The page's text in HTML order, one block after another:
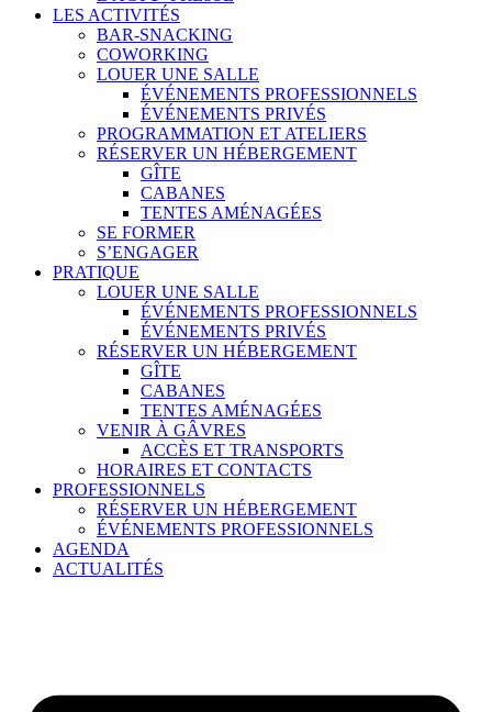
LES ACTIVITÉS
BAR-SNACKING
COWORKING
LOUER UNE SALLE
ÉVÉNEMENTS PROFESSIONNELS
ÉVÉNEMENTS PRIVÉS
PROGRAMMATION ET ATELIERS
RÉSERVER UN HÉBERGEMENT
GÎTE
CABANES
TENTES AMÉNAGÉES
SE FORMER
S’ENGAGER
PRATIQUE
LOUER UNE SALLE
ÉVÉNEMENTS PROFESSIONNELS
ÉVÉNEMENTS PRIVÉS
RÉSERVER UN HÉBERGEMENT
GÎTE
CABANES
TENTES AMÉNAGÉES
VENIR À GÂVRES
ACCÈS ET TRANSPORTS
HORAIRES ET CONTACTS
PROFESSIONNELS
RÉSERVER UN HÉBERGEMENT
ÉVÉNEMENTS PROFESSIONNELS
AGENDA
ACTUALITÉS